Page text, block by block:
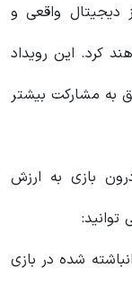
دیجیتال واقعی و
کرد. این رویداد
به مشارکت بیشتر
بازی به ارزش
شده در بازی